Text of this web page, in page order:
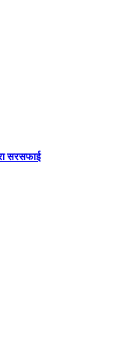
सरसफाई